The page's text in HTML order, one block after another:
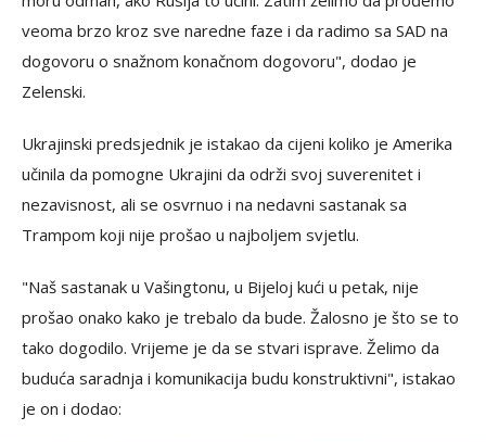
veoma brzo kroz sve naredne faze i da radimo sa SAD na
dogovoru o snažnom konačnom dogovoru", dodao je
Zelenski.
Ukrajinski predsjednik je istakao da cijeni koliko je Amerika
učinila da pomogne Ukrajini da održi svoj suverenitet i
nezavisnost, ali se osvrnuo i na nedavni sastanak sa
Trampom koji nije prošao u najboljem svjetlu.
"Naš sastanak u Vašingtonu, u Bijeloj kući u petak, nije
prošao onako kako je trebalo da bude. Žalosno je što se to
tako dogodilo. Vrijeme je da se stvari isprave. Želimo da
buduća saradnja i komunikacija budu konstruktivni", istakao
je on i dodao: